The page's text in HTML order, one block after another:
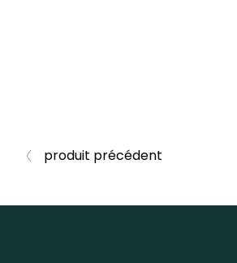
produit précédent